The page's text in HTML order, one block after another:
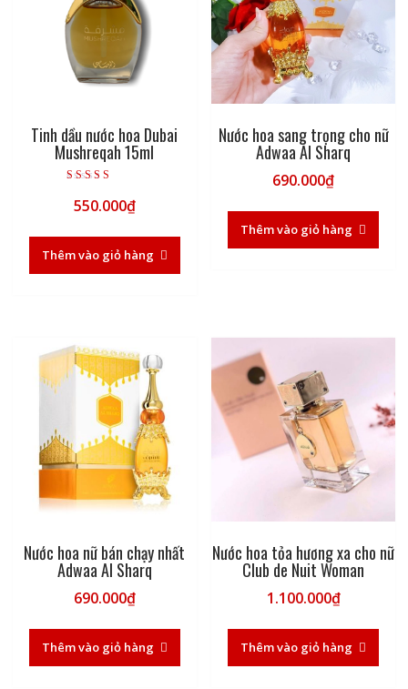
Tinh dầu nước hoa Dubai
Mushreqah 15ml
5.00
5 sao
550.000₫
Thêm vào giỏ hàng
Nước hoa sang trọng cho nữ
Adwaa Al Sharq
690.000₫
Thêm vào giỏ hàng
Nước hoa nữ bán chạy nhất
Adwaa Al Sharq
690.000₫
Thêm vào giỏ hàng
Nước hoa tỏa hương xa cho nữ
Club de Nuit Woman
1.100.000₫
Thêm vào giỏ hàng